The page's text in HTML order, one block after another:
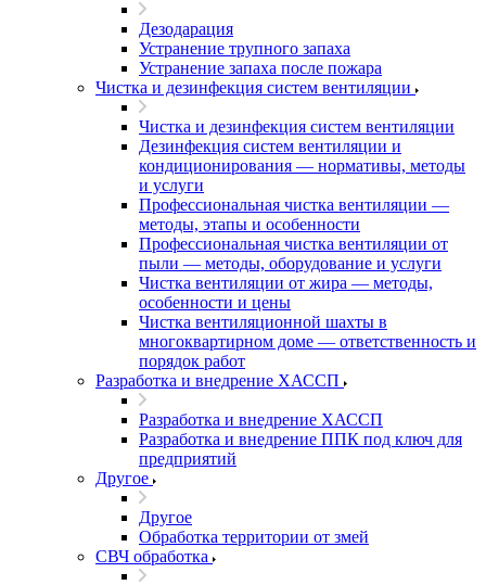
Дезодарация
Устранение трупного запаха
Устранение запаха после пожара
Чистка и дезинфекция систем вентиляции
Чистка и дезинфекция систем вентиляции
Дезинфекция систем вентиляции и
кондиционирования — нормативы, методы
и услуги
Профессиональная чистка вентиляции —
методы, этапы и особенности
Профессиональная чистка вентиляции от
пыли — методы, оборудование и услуги
Чистка вентиляции от жира — методы,
особенности и цены
Чистка вентиляционной шахты в
многоквартирном доме — ответственность и
порядок работ
Разработка и внедрение ХАССП
Разработка и внедрение ХАССП
Разработка и внедрение ППК под ключ для
предприятий
Другое
Другое
Обработка территории от змей
СВЧ обработка